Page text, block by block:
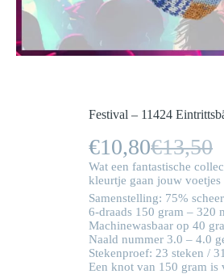
Festival – 11424
€13,50
prijs
was:
€13,50.
€10,80Huidige
prijs
is:
€10,80.
Wat een fantastische
kleurtje gaan jouw
Samenstelling: 75%
6-draads 150 gram – 320
Machinewasbaar op 40
Naald nummer 3.0 – 4.0
Stekenproef: 23 steken /
Een knot van 150 gram is